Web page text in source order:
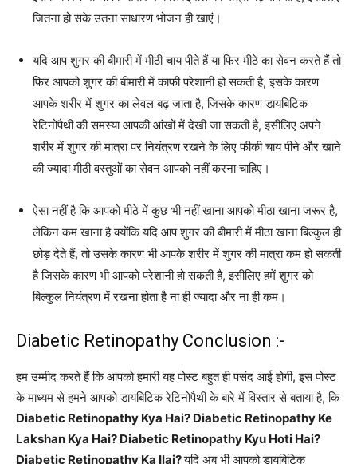
जितना हो सके उतना साधारण भोजन ही खाएं।
यदि आप शुगर की बीमारी में मीठी चाय पीते हैं या फिर मीठे का सेवन करते हैं तो
फिर आपको शुगर की बीमारी में काफी परेशानी हो सकती है, इसके कारण
आपके शरीर में शुगर का लेवल बढ़ जाता है, जिसके कारण डायबिटिक
रेटिनोपैथी की समस्या आपकी आंखों में देखी जा सकती है, इसीलिए अपने
शरीर में शुगर की मात्रा पर नियंत्रण रखने के लिए फीकी चाय पीने और खाने
की ज्यादा मीठी वस्तुओं का सेवन आपको नहीं करना चाहिए।
ऐसा नहीं है कि आपको मीठे में कुछ भी नहीं खाना आपको मीठा खाना जरूर है,
लेकिन कम खाना है क्योंकि यदि आप शुगर की बीमारी में मीठा खाना बिल्कुल ही
छोड़ देते हैं, तो उसके कारण भी आपके शरीर में शुगर की मात्रा कम हो सकती
है जिसके कारण भी आपको परेशानी हो सकती है, इसीलिए हमें शुगर को
बिल्कुल नियंत्रण में रखना होता है ना ही ज्यादा और ना ही कम।
Diabetic Retinopathy Conclusion :-
हम उम्मीद करते हैं कि आपको हमारी यह पोस्ट बहुत ही पसंद आई होगी, इस पोस्ट
के माध्यम से हमने आपको डायबिटिक रेटिनोपैथी के बारे में विस्तार से बताया है, कि
Diabetic Retinopathy Kya Hai? Diabetic Retinopathy Ke
Lakshan Kya Hai? Diabetic Retinopathy Kyu Hoti Hai?
Diabetic Retinopathy Ka Ilaj?यदि अब भी आपको डायबिटिक